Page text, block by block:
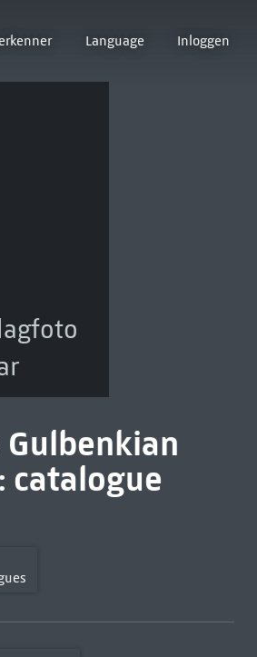
Language Inloggen
Gulbenkian
catalogue